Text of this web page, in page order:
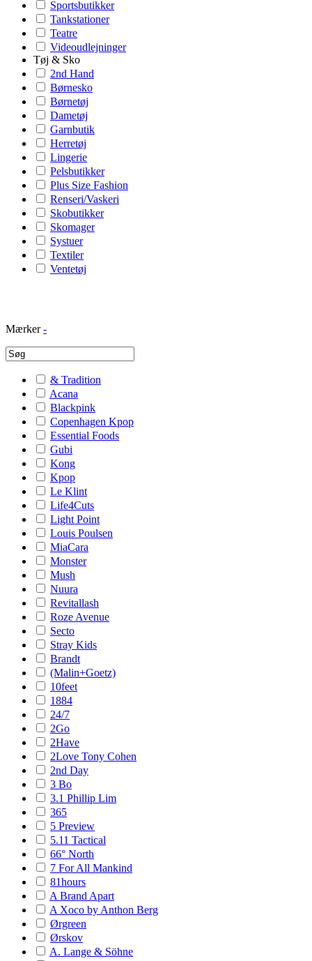
Sportsbutikker
Tankstationer
Teatre
Videoudlejninger
Tøj & Sko
2nd Hand
Børnesko
Børnetøj
Dametøj
Garnbutik
Herretøj
Lingerie
Pelsbutikker
Plus Size Fashion
Renseri/Vaskeri
Skobutikker
Skomager
Systuer
Textiler
Ventetøj
Mærker -
& Tradition
Acana
Blackpink
Copenhagen Kpop
Essential Foods
Gubi
Kong
Kpop
Le Klint
Life4Cuts
Light Point
Louis Poulsen
MiaCara
Monster
Mush
Nuura
Revitallash
Roze Avenue
Secto
Stray Kids
Brandt
(Malin+Goetz)
10feet
1884
24/7
2Go
2Have
2Love Tony Cohen
2nd Day
3 Bo
3.1 Phillip Lim
365
5 Preview
5.11 Tactical
66° North
7 For All Mankind
81hours
A Brand Apart
A Xoco by Anthon Berg
Ørgreen
Ørskov
A. Lange & Söhne